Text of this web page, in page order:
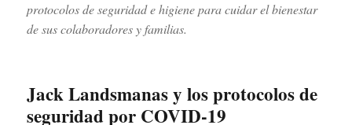
protocolos de seguridad e higiene para cuidar el bienestar
de sus colaboradores y familias.
Jack Landsmanas y los protocolos de
seguridad por COVID-19